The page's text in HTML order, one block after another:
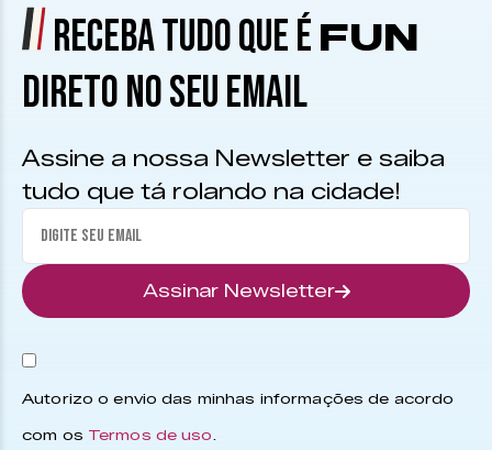
RECEBA TUDO QUE É FUN
DIRETO NO SEU EMAIL
Assine a nossa Newsletter e saiba
tudo que tá rolando na cidade!
Assinar Newsletter
Autorizo o envio das minhas informações de acordo
com os Termos de uso.